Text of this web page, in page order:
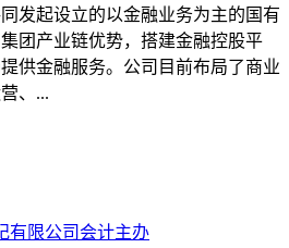
发起设立的以金融业务为主的国有
团产业链优势，搭建金融控股平
供金融服务。公司目前布局了商业
、...